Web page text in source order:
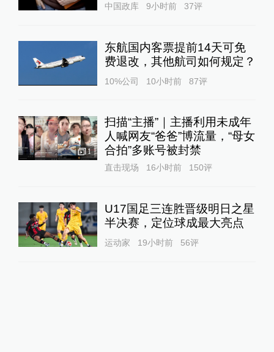
中国政库 9小时前 37评
东航国内客票提前14天可免
费退改，其他航司如何规定？
10%公司 10小时前 87评
1
扫描“主播”｜主播利用未成年
人喊网友“爸爸”博流量，“母女
合拍”多账号被封禁
直击现场 16小时前 150评
U17国足三连胜晋级明日之星
半决赛，定位球成最大亮点
运动家 19小时前 56评